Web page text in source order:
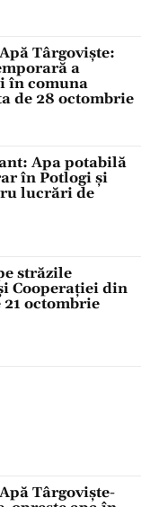
Târgoviște:
a
în comuna
de 28 octombrie
Apa potabilă
în Potlogi și
lucrări de
străzile
Cooperației din
21 octombrie
Târgoviște-